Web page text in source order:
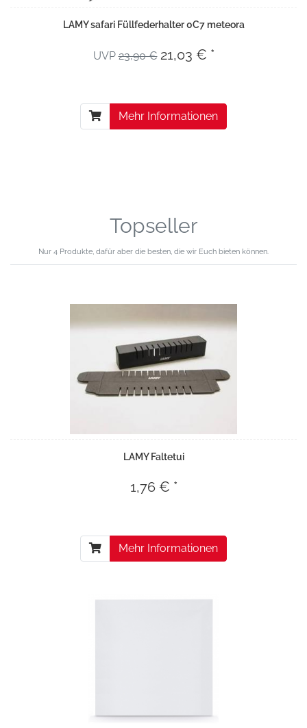
LAMY safari Füllfederhalter 0C7 meteora
UVP23,90 € 21,03 € *
Mehr Informationen
Topseller
Nur 4 Produkte, dafür aber die besten, die wir Euch bieten können.
LAMY Faltetui
1,76 € *
Mehr Informationen